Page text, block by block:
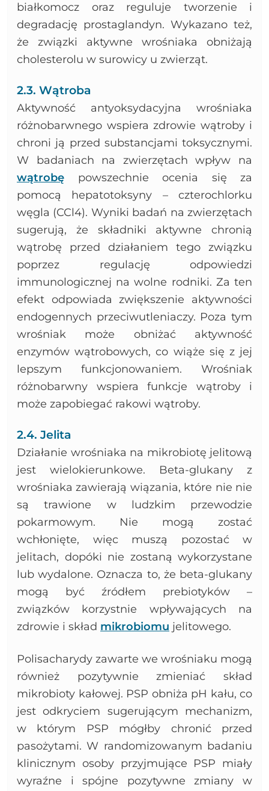
białkomocz oraz reguluje tworzenie i
degradację prostaglandyn. Wykazano też,
że związki aktywne wrośniaka obniżają
cholesterolu w surowicy u zwierząt.
2.3. Wątroba
Aktywność antyoksydacyjna wrośniaka
różnobarwnego wspiera zdrowie wątroby i
chroni ją przed substancjami toksycznymi.
W badaniach na zwierzętach wpływ na
wątrobę powszechnie ocenia się za
pomocą hepatotoksyny – czterochlorku
węgla (CCl4). Wyniki badań na zwierzętach
sugerują, że składniki aktywne chronią
wątrobę przed działaniem tego związku
poprzez regulację odpowiedzi
immunologicznej na wolne rodniki. Za ten
efekt odpowiada zwiększenie aktywności
endogennych przeciwutleniaczy. Poza tym
wrośniak może obniżać aktywność
enzymów wątrobowych, co wiąże się z jej
lepszym funkcjonowaniem. Wrośniak
różnobarwny wspiera funkcje wątroby i
może zapobiegać rakowi wątroby.
2.4. Jelita
Działanie wrośniaka na mikrobiotę jelitową
jest wielokierunkowe. Beta-glukany z
wrośniaka zawierają wiązania, które nie nie
są trawione w ludzkim przewodzie
pokarmowym. Nie mogą zostać
wchłonięte, więc muszą pozostać w
jelitach, dopóki nie zostaną wykorzystane
lub wydalone. Oznacza to, że beta-glukany
mogą być źródłem prebiotyków –
związków korzystnie wpływających na
zdrowie i skład mikrobiomu jelitowego.
Polisacharydy zawarte we wrośniaku mogą
również pozytywnie zmieniać skład
mikrobioty kałowej. PSP obniża pH kału, co
jest odkryciem sugerującym mechanizm,
w którym PSP mógłby chronić przed
pasożytami. W randomizowanym badaniu
klinicznym osoby przyjmujące PSP miały
wyraźne i spójne pozytywne zmiany w